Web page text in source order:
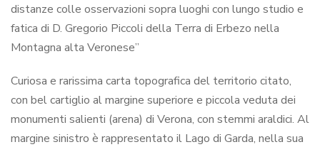
distanze colle osservazioni sopra luoghi con lungo studio e
fatica di D. Gregorio Piccoli della Terra di Erbezo nella
Montagna alta Veronese”
Curiosa e rarissima carta topografica del territorio citato,
con bel cartiglio al margine superiore e piccola veduta dei
monumenti salienti (arena) di Verona, con stemmi araldici. Al
margine sinistro è rappresentato il Lago di Garda, nella sua